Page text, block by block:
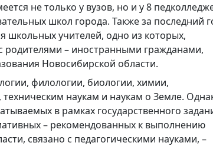
не только у вузов, но и у 8
школ города. Также за последний
школьных учителей, одно из которых,
родителями – иностранными гражданами,
Новосибирской области.
филологии, биологии, химии,
наукам и наукам о Земле.
в рамках государственного
– рекомендованных к выполнению
связано с педагогическими науками, –